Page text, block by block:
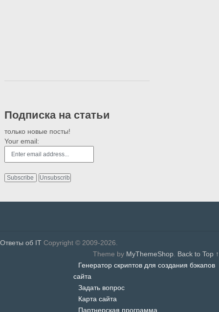
Подписка на статьи
только новые посты!
Your email:
Ответы об IT Copyright © 2009-2026.
Theme by MyThemeShop Back to Top ↑
Генератор скриптов для создания бэкапов
сайта
Задать вопрос
Карта сайта
Партнерская программа